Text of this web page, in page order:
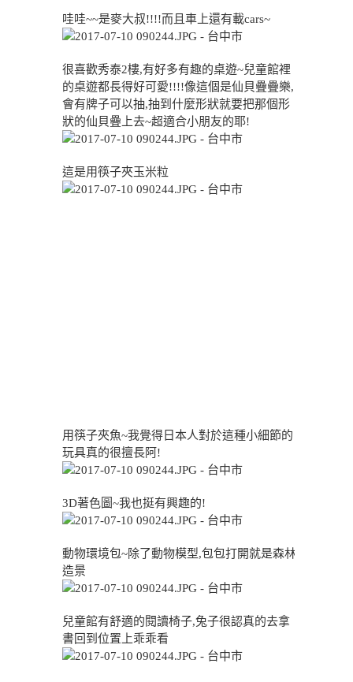
哇哇~~是麥大叔!!!!而且車上還有載cars~
很喜歡秀泰2樓,有好多有趣的桌遊~兒童館裡
的桌遊都長得好可愛!!!!像這個是仙貝疊疊樂,
會有牌子可以抽,抽到什麼形狀就要把那個形
狀的仙貝疊上去~超適合小朋友的耶!
這是用筷子夾玉米粒
用筷子夾魚~我覺得日本人對於這種小細節的
玩具真的很擅長阿!
3D著色圖~我也挺有興趣的!
動物環境包~除了動物模型,包包打開就是森林
造景
兒童館有舒適的閱讀椅子,兔子很認真的去拿
書回到位置上乖乖看